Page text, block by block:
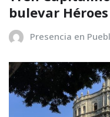
bulevar
Presencia en